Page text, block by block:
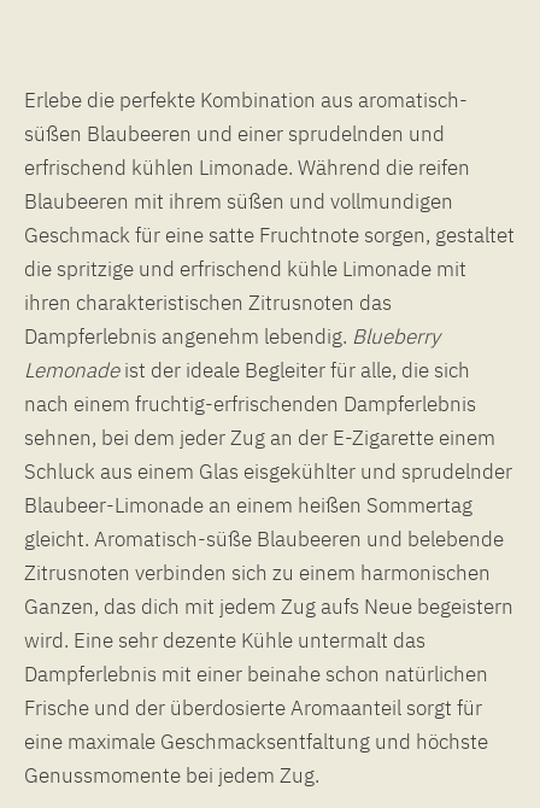
Erlebe die perfekte Kombination aus aromatisch-
süßen Blaubeeren und einer sprudelnden und
erfrischend kühlen Limonade. Während die reifen
Blaubeeren mit ihrem süßen und vollmundigen
Geschmack für eine satte Fruchtnote sorgen, gestaltet
die spritzige und erfrischend kühle Limonade mit
ihren charakteristischen Zitrusnoten das
Dampferlebnis angenehm lebendig. Blueberry
Lemonadeist der ideale Begleiter für alle, die sich
nach einem fruchtig-erfrischenden Dampferlebnis
sehnen, bei dem jeder Zug an der E-Zigarette einem
Schluck aus einem Glas eisgekühlter und sprudelnder
Blaubeer-Limonade an einem heißen Sommertag
gleicht. Aromatisch-süße Blaubeeren und belebende
Zitrusnoten verbinden sich zu einem harmonischen
Ganzen, das dich mit jedem Zug aufs Neue begeistern
wird. Eine sehr dezente Kühle untermalt das
Dampferlebnis mit einer beinahe schon natürlichen
Frische und der überdosierte Aromaanteil sorgt für
eine maximale Geschmacksentfaltung und höchste
Genussmomente bei jedem Zug.